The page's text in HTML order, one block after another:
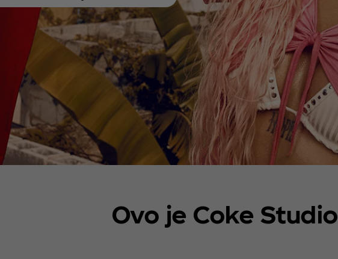
Ovo je Coke Studio